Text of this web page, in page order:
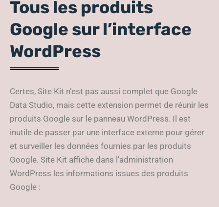
Tous les produits
Google sur l’interface
WordPress
Certes, Site Kit n’est pas aussi complet que Google
Data Studio, mais cette extension permet de réunir les
produits Google sur le panneau WordPress. Il est
inutile de passer par une interface externe pour gérer
et surveiller les données fournies par les produits
Google. Site Kit affiche dans l’administration
WordPress les informations issues des produits
Google :